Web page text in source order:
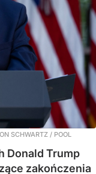
SCHWARTZ / POOL
Donald Trump
zakończenia